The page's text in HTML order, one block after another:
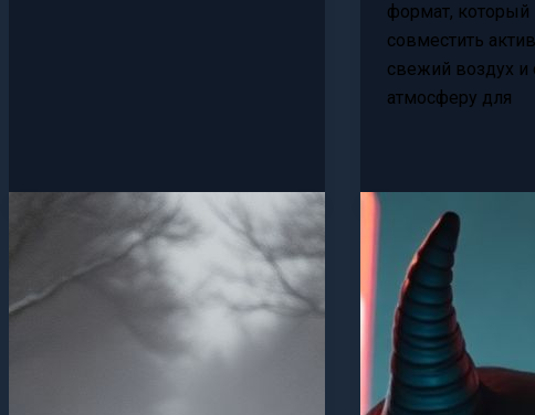
формат, который
совместить
свежий воздух и
атмосферу для